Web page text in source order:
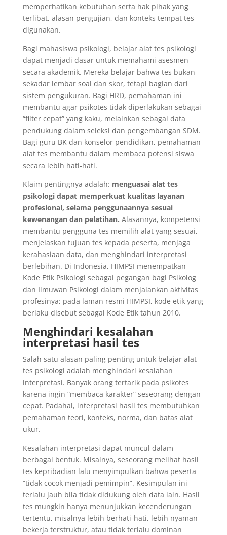
memperhatikan kebutuhan serta hak pihak yang
terlibat, alasan pengujian, dan konteks tempat tes
digunakan.
Bagi mahasiswa psikologi, belajar alat tes psikologi
dapat menjadi dasar untuk memahami asesmen
secara akademik. Mereka belajar bahwa tes bukan
sekadar lembar soal dan skor, tetapi bagian dari
sistem pengukuran. Bagi HRD, pemahaman ini
membantu agar psikotes tidak diperlakukan sebagai
“filter cepat” yang kaku, melainkan sebagai data
pendukung dalam seleksi dan pengembangan SDM.
Bagi guru BK dan konselor pendidikan, pemahaman
alat tes membantu dalam membaca potensi siswa
secara lebih hati-hati.
Klaim pentingnya adalah: menguasai alat tes
psikologi dapat memperkuat kualitas layanan
profesional, selama penggunaannya sesuai
kewenangan dan pelatihan. Alasannya, kompetensi
membantu pengguna tes memilih alat yang sesuai,
menjelaskan tujuan tes kepada peserta, menjaga
kerahasiaan data, dan menghindari interpretasi
berlebihan. Di Indonesia, HIMPSI menempatkan
Kode Etik Psikologi sebagai pegangan bagi Psikolog
dan Ilmuwan Psikologi dalam menjalankan aktivitas
profesinya; pada laman resmi HIMPSI, kode etik yang
berlaku disebut sebagai Kode Etik tahun 2010.
Menghindari kesalahan
interpretasi hasil tes
Salah satu alasan paling penting untuk belajar alat
tes psikologi adalah menghindari kesalahan
interpretasi. Banyak orang tertarik pada psikotes
karena ingin “membaca karakter” seseorang dengan
cepat. Padahal, interpretasi hasil tes membutuhkan
pemahaman teori, konteks, norma, dan batas alat
ukur.
Kesalahan interpretasi dapat muncul dalam
berbagai bentuk. Misalnya, seseorang melihat hasil
tes kepribadian lalu menyimpulkan bahwa peserta
“tidak cocok menjadi pemimpin”. Kesimpulan ini
terlalu jauh bila tidak didukung oleh data lain. Hasil
tes mungkin hanya menunjukkan kecenderungan
tertentu, misalnya lebih berhati-hati, lebih nyaman
bekerja terstruktur, atau tidak terlalu dominan